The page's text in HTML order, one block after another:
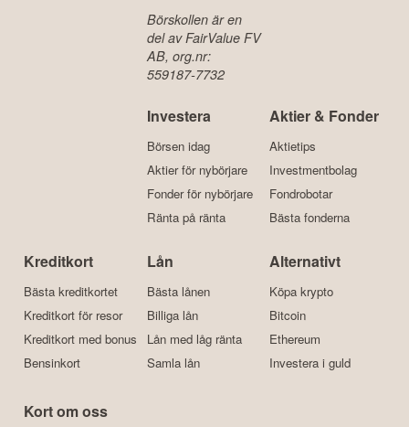
Börskollen är en
del av FairValue FV
AB, org.nr:
559187-7732
Investera
Börsen idag
Aktier för nybörjare
Fonder för nybörjare
Ränta på ränta
Aktier & Fonder
Aktietips
Investmentbolag
Fondrobotar
Bästa fonderna
Kreditkort
Bästa kreditkortet
Kreditkort för resor
Kreditkort med bonus
Bensinkort
Lån
Bästa lånen
Billiga lån
Lån med låg ränta
Samla lån
Alternativt
Köpa krypto
Bitcoin
Ethereum
Investera i guld
Kort om oss